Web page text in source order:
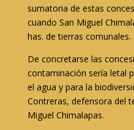
sumatoria de estas
cuando San Miguel
has. de tierras comunales.
De concretarse las
contaminación sería letal
el agua y para la
Contreras, defensora del
Miguel Chimalapas.